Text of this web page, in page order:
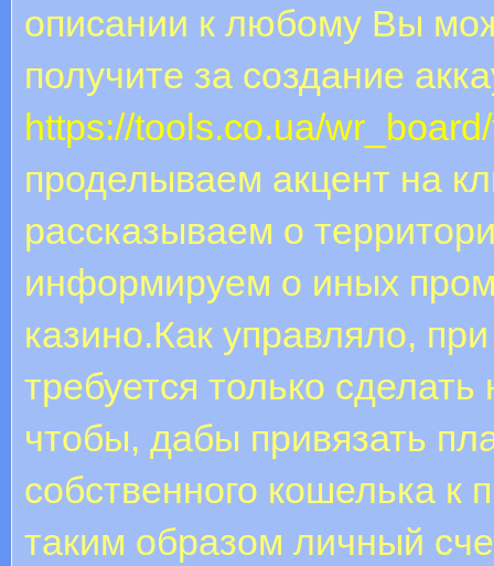
описании к любому Вы
получите за создание
https://tools.co.ua/
проделываем акцент на
рассказываем о
информируем о иных
казино.Как управляло,
требуется только
чтобы, дабы привязать
собственного кошелька
таким образом личный